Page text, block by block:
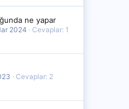
ne yapar
2024
Cevaplar: 1
Cevaplar: 2